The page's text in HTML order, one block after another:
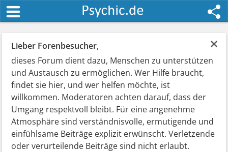
×
Lieber Forenbesucher,
dieses Forum dient dazu, Menschen zu unterstützen
und Austausch zu ermöglichen. Wer Hilfe braucht,
findet sie hier, und wer helfen möchte, ist
willkommen. Moderatoren achten darauf, dass der
Umgang respektvoll bleibt. Für eine angenehme
Atmosphäre sind verständnisvolle, ermutigende und
einfühlsame Beiträge explizit erwünscht. Verletzende
oder verurteilende Beiträge sind nicht erlaubt.